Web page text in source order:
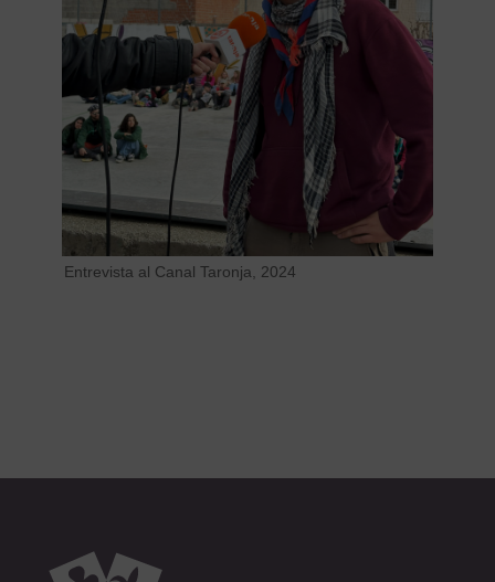
Entrevista al Canal Taronja, 2024